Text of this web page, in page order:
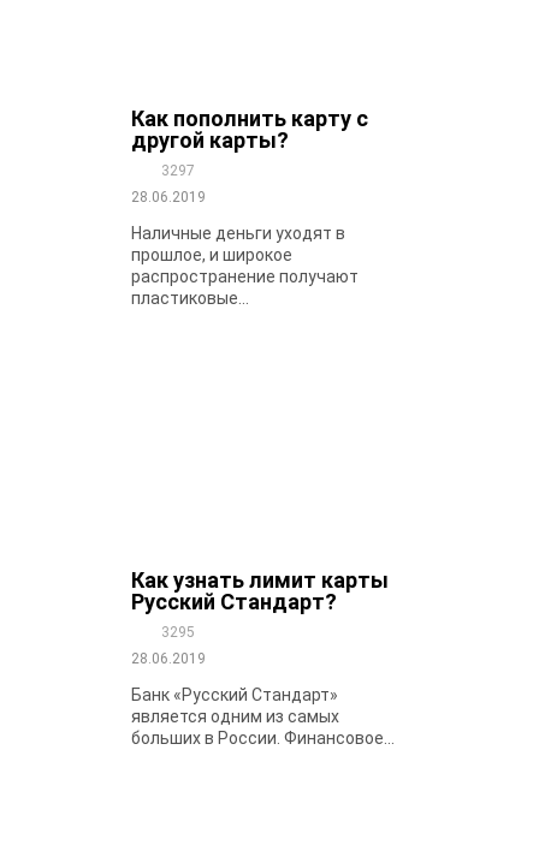
Как пополнить карту с
другой карты?
3297
28.06.2019
Наличные деньги уходят в
прошлое, и широкое
распространение получают
пластиковые...
Как узнать лимит карты
Русский Стандарт?
3295
28.06.2019
Банк «Русский Стандарт»
является одним из самых
больших в России. Финансовое...